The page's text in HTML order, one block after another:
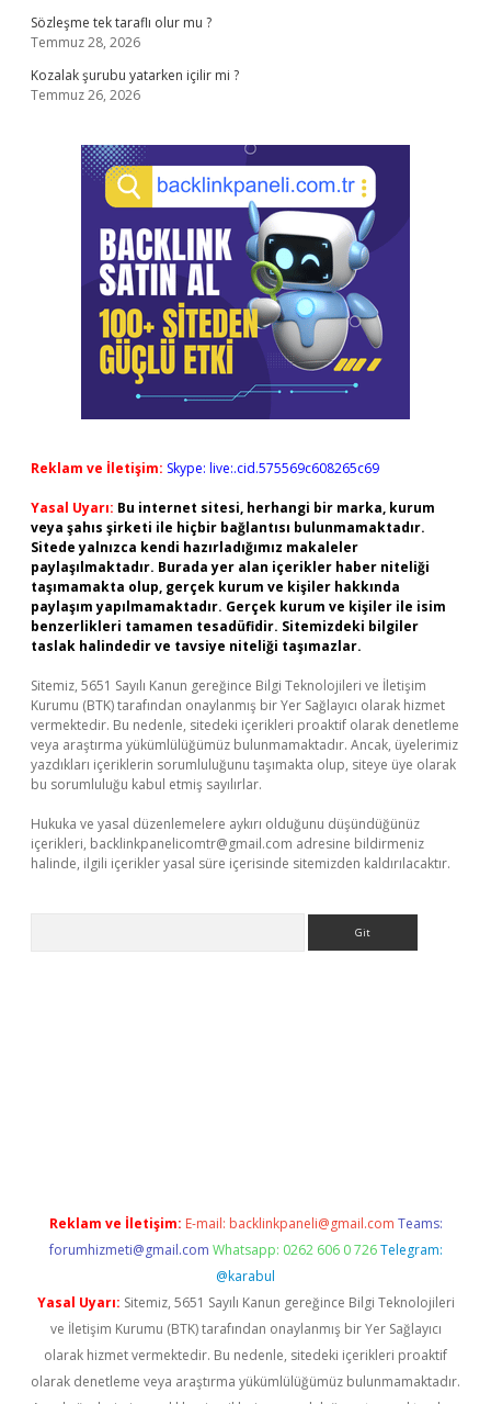
Sözleşme tek taraflı olur mu ?
Temmuz 28, 2026
Kozalak şurubu yatarken içilir mi ?
Temmuz 26, 2026
Reklam ve İletişim: Skype: live:.cid.575569c608265c69
Yasal Uyarı: Bu internet sitesi, herhangi bir marka, kurum
veya şahıs şirketi ile hiçbir bağlantısı bulunmamaktadır.
Sitede yalnızca kendi hazırladığımız makaleler
paylaşılmaktadır. Burada yer alan içerikler haber niteliği
taşımamakta olup, gerçek kurum ve kişiler hakkında
paylaşım yapılmamaktadır. Gerçek kurum ve kişiler ile isim
benzerlikleri tamamen tesadüfidir. Sitemizdeki bilgiler
taslak halindedir ve tavsiye niteliği taşımazlar.
Sitemiz, 5651 Sayılı Kanun gereğince Bilgi Teknolojileri ve İletişim
Kurumu (BTK) tarafından onaylanmış bir Yer Sağlayıcı olarak hizmet
vermektedir. Bu nedenle, sitedeki içerikleri proaktif olarak denetleme
veya araştırma yükümlülüğümüz bulunmamaktadır. Ancak, üyelerimiz
yazdıkları içeriklerin sorumluluğunu taşımakta olup, siteye üye olarak
bu sorumluluğu kabul etmiş sayılırlar.
Hukuka ve yasal düzenlemelere aykırı olduğunu düşündüğünüz
içerikleri, backlinkpanelicomtr@gmail.com adresine bildirmeniz
halinde, ilgili içerikler yasal süre içerisinde sitemizden kaldırılacaktır.
Reklam ve İletişim: E-mail: backlinkpaneli@gmail.com Teams:
forumhizmeti@gmail.com Whatsapp: 0262 606 0 726 Telegram:
@karabul
Yasal Uyarı: Sitemiz, 5651 Sayılı Kanun gereğince Bilgi Teknolojileri
ve İletişim Kurumu (BTK) tarafından onaylanmış bir Yer Sağlayıcı
olarak hizmet vermektedir. Bu nedenle, sitedeki içerikleri proaktif
olarak denetleme veya araştırma yükümlülüğümüz bulunmamaktadır.